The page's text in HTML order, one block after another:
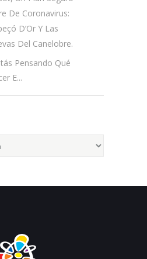
De Coronavirus:
D’Or Y Las
Del Canelobre.
Pensando Qué
E...